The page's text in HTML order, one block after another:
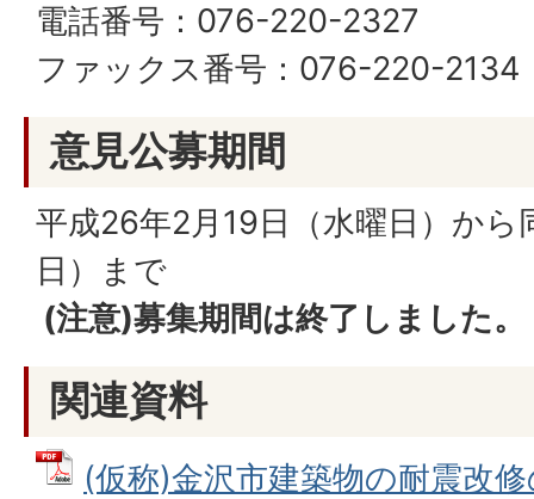
電話番号：076-220-2327
ファックス番号：076-220-2134
意見公募期間
平成26年2月19日（水曜日）から
日）まで
(注意)募集期間は終了しました。
関連資料
(仮称)金沢市建築物の耐震改